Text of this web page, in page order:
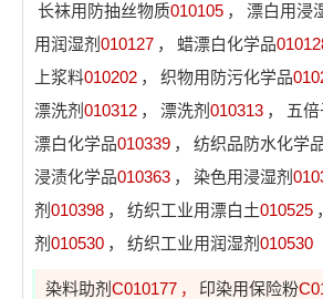
长袜用防抽丝物质010105 ， 漂白用浸
用润湿剂 010127 ， 蜡漂白化学品
上浆料010202 ， 织物用防污化学品
漂洗剂 010312 ， 漂洗剂 010313 ， 五
漂白化学品010339 ， 纺织品防水化学
浸渍化学品010363 ， 染色用浸湿剂
剂 010398 ， 纺织工业用漂白土010525 ，
剂 010530 ， 纺织工业用润湿剂 010530
染料助剂 C010177 ， 印染用保险粉